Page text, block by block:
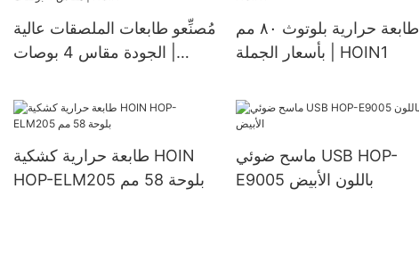
مُصنِّعو طابعات الملصقات عالية
الجودة مقاس 4 بوصات |
طابعة حرارية بلوتوث ٨٠ مم
بأسعار الجملة | HOIN1
طابعة حرارية كشكية HOIN
HOP-ELM205 بلوحة 58 مم
ماسح ضوئي USB HOP-
E9005 باللون الأبيض